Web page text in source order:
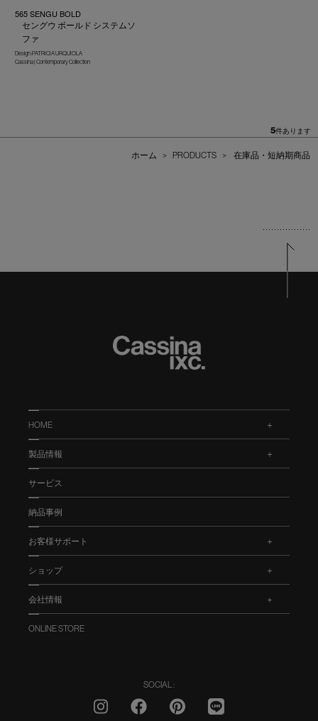
565 SENGU BOLD
セングウ ボールド システムソ
ファ
Design :PATRICIA URQUIOLA
Cassina | Contemporary Collection
5件あります
ホーム > PRODUCTS > 在庫品・短納期商品
HOME
製品情報
サービス
納品事例
お客様サポート
ショップ
会社情報
ONLINE STORE
SOCIAL :